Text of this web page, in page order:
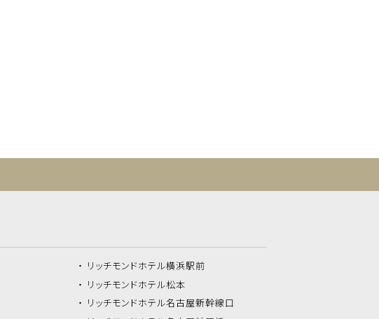
リッチモンドホテル横浜駅前
リッチモンドホテル松本
リッチモンドホテル名古屋新幹線口